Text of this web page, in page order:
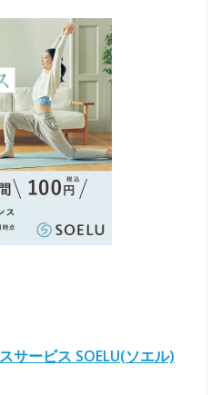
サービス SOELU(ソエル)